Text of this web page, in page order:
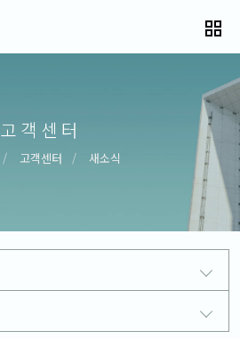
고객센터
고객센터 새소식